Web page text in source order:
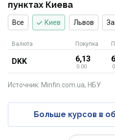
пунктах Киева
Все Киев Львов
Валюта Покупка
DKK 6,13
0.00
Больше курсов в
Источник: Minfin.com.ua, НБУ